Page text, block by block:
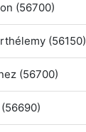
(56700)
(56150)
(56700)